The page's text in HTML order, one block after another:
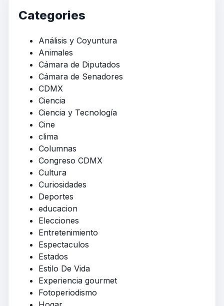
Categories
Análisis y Coyuntura
Animales
Cámara de Diputados
Cámara de Senadores
CDMX
Ciencia
Ciencia y Tecnología
Cine
clima
Columnas
Congreso CDMX
Cultura
Curiosidades
Deportes
educacion
Elecciones
Entretenimiento
Espectaculos
Estados
Estilo De Vida
Experiencia gourmet
Fotoperiodismo